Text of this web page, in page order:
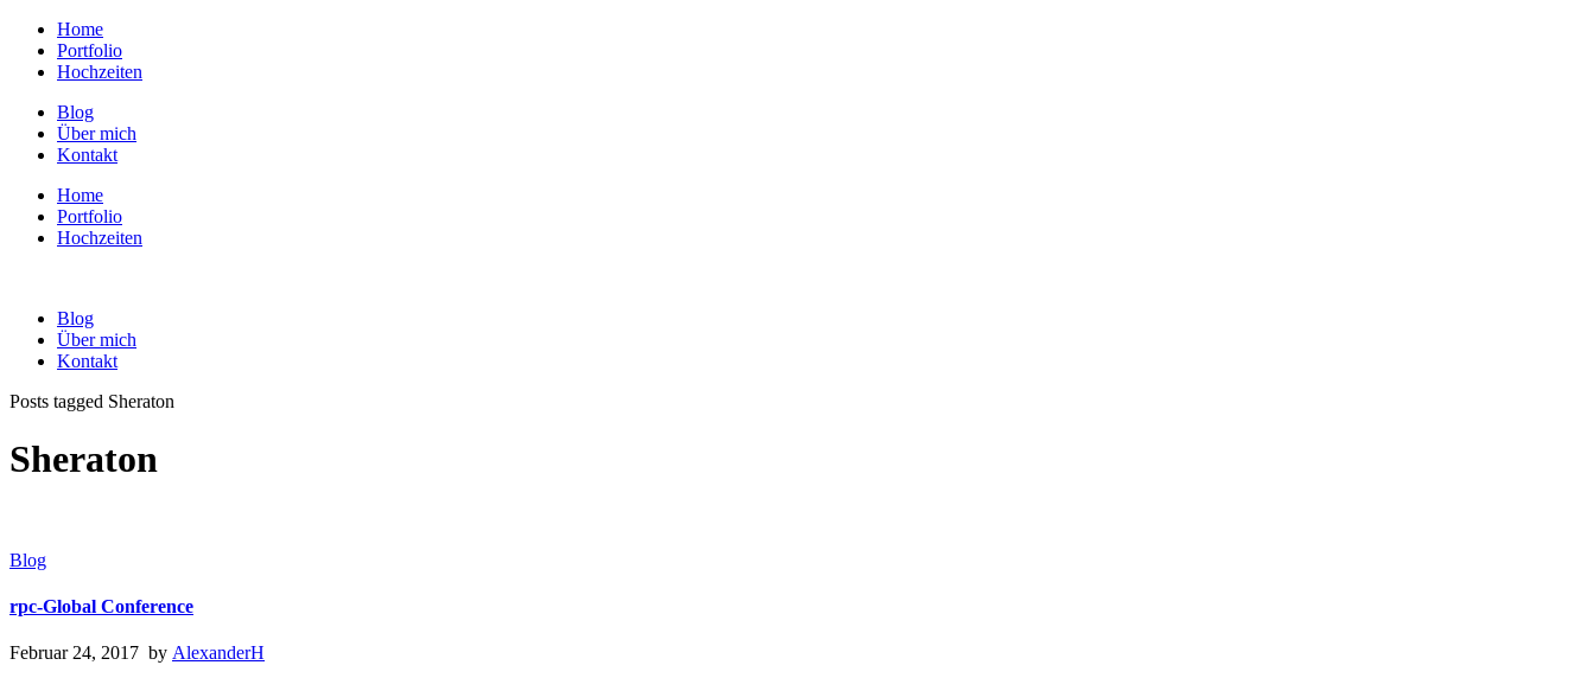
Home
Portfolio
Hochzeiten
Blog
Über mich
Kontakt
Home
Portfolio
Hochzeiten
Blog
Über mich
Kontakt
Posts tagged Sheraton
Sheraton
Blog
rpc-Global Conference
Februar 24, 2017 by AlexanderH